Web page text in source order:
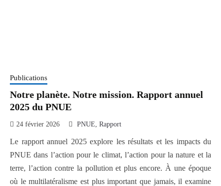
Publications
Notre planète. Notre mission. Rapport annuel
2025 du PNUE
24 février 2026 PNUE Rapport
Le rapport annuel 2025 explore les résultats et les impacts du
PNUE dans l’action pour le climat, l’action pour la nature et la
terre, l’action contre la pollution et plus encore. À une époque
où le multilatéralisme est plus important que jamais, il examine